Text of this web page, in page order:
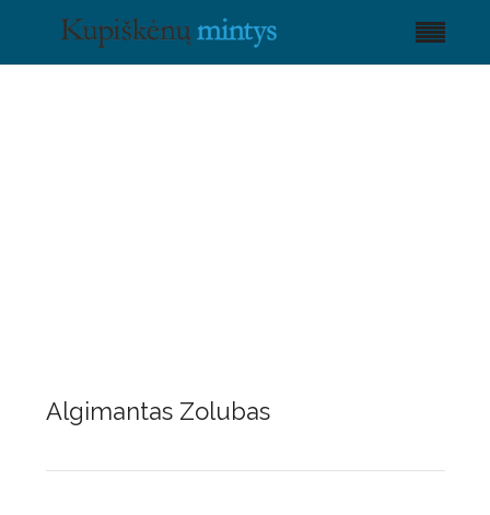
Algimantas Zolubas